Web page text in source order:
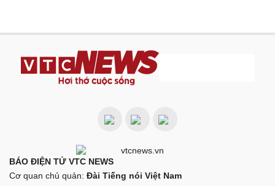
BÁO ĐIỆN TỬ VTC NEWS
Cơ quan chủ quản: Đài Tiếng nói Việt Nam